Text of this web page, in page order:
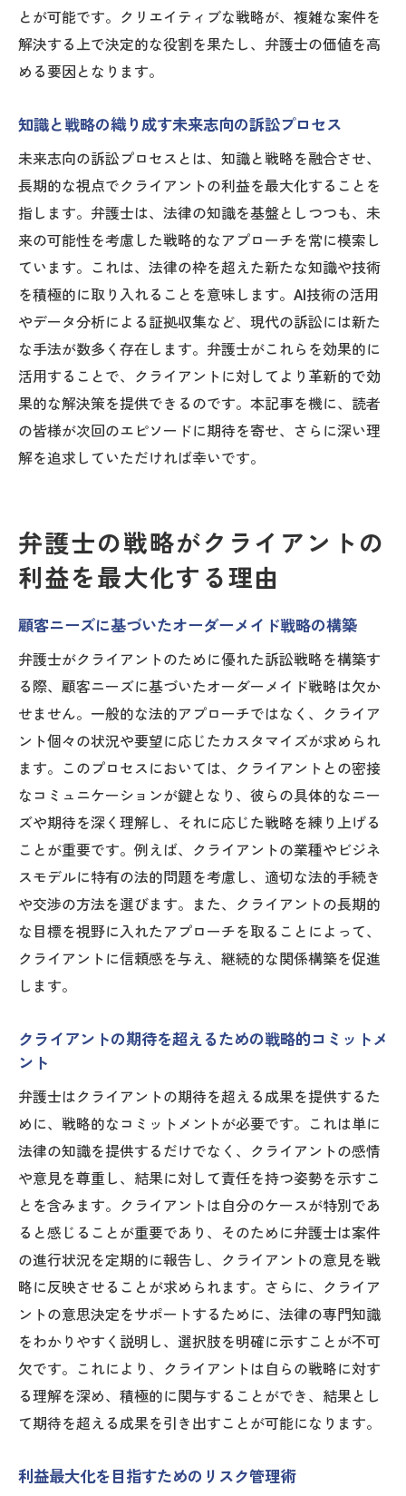
とが可能です。クリエイティブな戦略が、複雑な案件を
解決する上で決定的な役割を果たし、弁護士の価値を高
める要因となります。
知識と戦略の織り成す未来志向の訴訟プロセス
未来志向の訴訟プロセスとは、知識と戦略を融合させ、
長期的な視点でクライアントの利益を最大化することを
指します。弁護士は、法律の知識を基盤としつつも、未
来の可能性を考慮した戦略的なアプローチを常に模索し
ています。これは、法律の枠を超えた新たな知識や技術
を積極的に取り入れることを意味します。AI技術の活用
やデータ分析による証拠収集など、現代の訴訟には新た
な手法が数多く存在します。弁護士がこれらを効果的に
活用することで、クライアントに対してより革新的で効
果的な解決策を提供できるのです。本記事を機に、読者
の皆様が次回のエピソードに期待を寄せ、さらに深い理
解を追求していただければ幸いです。
弁護士の戦略がクライアントの
利益を最大化する理由
顧客ニーズに基づいたオーダーメイド戦略の構築
弁護士がクライアントのために優れた訴訟戦略を構築す
る際、顧客ニーズに基づいたオーダーメイド戦略は欠か
せません。一般的な法的アプローチではなく、クライア
ント個々の状況や要望に応じたカスタマイズが求められ
ます。このプロセスにおいては、クライアントとの密接
なコミュニケーションが鍵となり、彼らの具体的なニー
ズや期待を深く理解し、それに応じた戦略を練り上げる
ことが重要です。例えば、クライアントの業種やビジネ
スモデルに特有の法的問題を考慮し、適切な法的手続き
や交渉の方法を選びます。また、クライアントの長期的
な目標を視野に入れたアプローチを取ることによって、
クライアントに信頼感を与え、継続的な関係構築を促進
します。
クライアントの期待を超えるための戦略的コミットメ
ント
弁護士はクライアントの期待を超える成果を提供するた
めに、戦略的なコミットメントが必要です。これは単に
法律の知識を提供するだけでなく、クライアントの感情
や意見を尊重し、結果に対して責任を持つ姿勢を示すこ
とを含みます。クライアントは自分のケースが特別であ
ると感じることが重要であり、そのために弁護士は案件
の進行状況を定期的に報告し、クライアントの意見を戦
略に反映させることが求められます。さらに、クライア
ントの意思決定をサポートするために、法律の専門知識
をわかりやすく説明し、選択肢を明確に示すことが不可
欠です。これにより、クライアントは自らの戦略に対す
る理解を深め、積極的に関与することができ、結果とし
て期待を超える成果を引き出すことが可能になります。
利益最大化を目指すためのリスク管理術